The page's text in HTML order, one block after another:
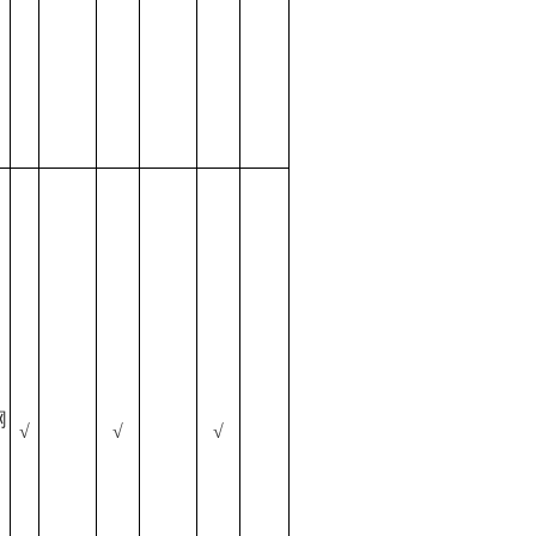
√ √ √